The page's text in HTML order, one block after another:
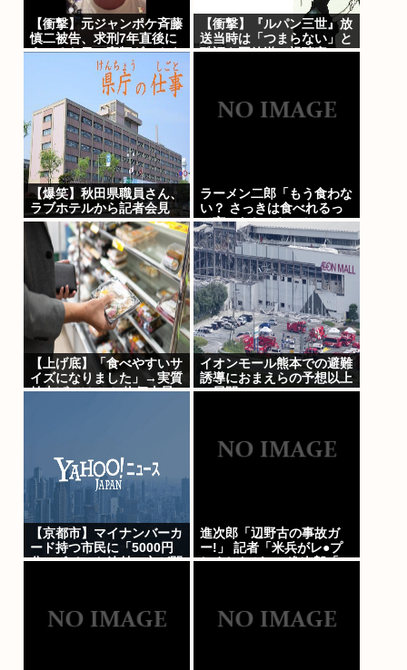
【衝撃】元ジャンポケ斉藤
慎二被告、求刑7年直後に
うつろな目で高額ギフトを
る・・・・・・・・・
【衝撃】『ルパン三世』放
送当時は「つまらない」と
酷評も再放送で視聴率
【爆笑】秋田県職員さん、
ラブホテルから記者会見
www
ラーメン二郎「もう食わな
い？ さっきは食べれるっ
て言ったじゃねーか！」
（ヽ´ん`）「」 反論でき
る？
【上げ底】「食べやすいサ
イズになりました」→実質
値上げでは！？ 物価上昇
イオンモール熊本での避難
誘導におまえらの予想以上
の展開ｗｗｗ
【京都市】マイナンバーカ
ード持つ市民に「5000円
分」ポイント給付、市が開
進次郎「辺野古の事故ガ
ー!」 記者「米兵がレ●プ
しましたが?」 進次郎「…